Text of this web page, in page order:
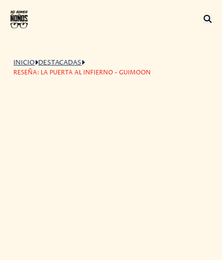
INICIO DESTACADAS
RESEÑA: LA PUERTA AL INFIERNO - GUIMOON